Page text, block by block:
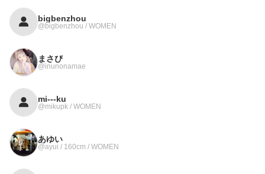
bigbenzhou
@bigbenzhou / WOMEN
まさぴ
@inunonamae
mi---ku
@mikupk / WOMEN
あゆい
@ayui / 160cm / WOMEN